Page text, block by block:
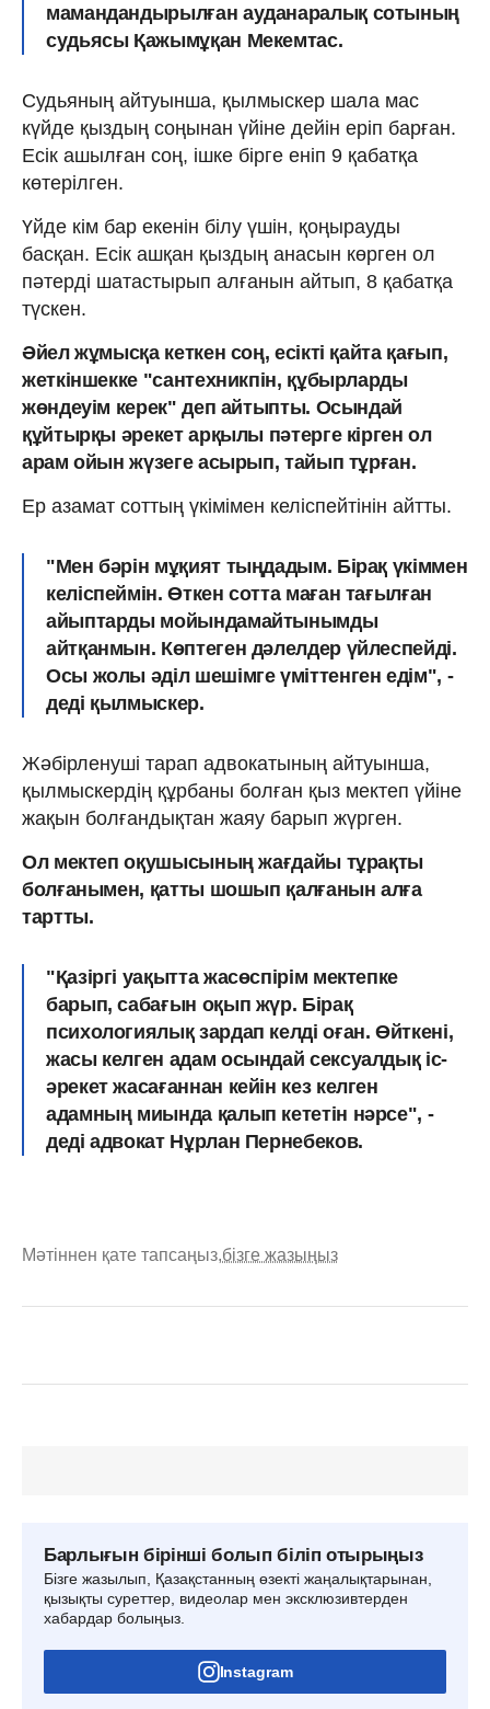
мамандандырылған ауданаралық сотының
судьясы Қажымұқан Мекемтас.
Судьяның айтуынша, қылмыскер шала мас
күйде қыздың соңынан үйіне дейін еріп барған.
Есік ашылған соң, ішке бірге еніп 9 қабатқа
көтерілген.
Үйде кім бар екенін білу үшін, қоңырауды
басқан. Есік ашқан қыздың анасын көрген ол
пәтерді шатастырып алғанын айтып, 8 қабатқа
түскен.
Әйел жұмысқа кеткен соң, есікті қайта қағып,
жеткіншекке "сантехникпін, құбырларды
жөндеуім керек" деп айтыпты. Осындай
құйтырқы әрекет арқылы пәтерге кірген ол
арам ойын жүзеге асырып, тайып тұрған.
Ер азамат соттың үкімімен келіспейтінін айтты.
"Мен бәрін мұқият тыңдадым. Бірақ үкіммен
келіспеймін. Өткен сотта маған тағылған
айыптарды мойындамайтынымды
айтқанмын. Көптеген дәлелдер үйлеспейді.
Осы жолы әділ шешімге үміттенген едім", -
деді қылмыскер.
Жәбірленуші тарап адвокатының айтуынша,
қылмыскердің құрбаны болған қыз мектеп үйіне
жақын болғандықтан жаяу барып жүрген.
Ол мектеп оқушысының жағдайы тұрақты
болғанымен, қатты шошып қалғанын алға
тартты.
"Қазіргі уақытта жасөспірім мектепке
барып, сабағын оқып жүр. Бірақ
психологиялық зардап келді оған. Өйткені,
жасы келген адам осындай сексуалдық іс-
әрекет жасағаннан кейін кез келген
адамның миында қалып кететін нәрсе", -
деді адвокат Нұрлан Пернебеков.
Мәтіннен қате тапсаңыз,бізге жазыңыз
Барлығын бірінші болып біліп отырыңыз
Бізге жазылып, Қазақстанның өзекті жаңалықтарынан,
қызықты суреттер, видеолар мен эксклюзивтерден
хабардар болыңыз.
Instagram